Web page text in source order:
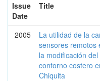
Issue
Date
Title
2005
La utilidad de la
sensores remotos
la modificación
contorno costero
Chiquita